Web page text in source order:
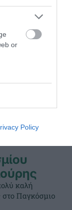
or
Policy
καλή
στο Παγκόσμιο